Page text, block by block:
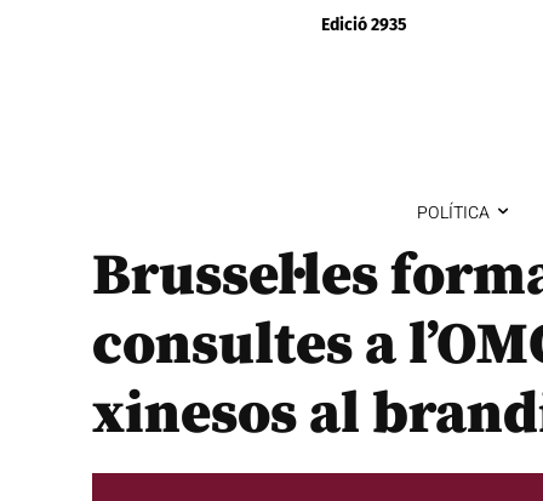
Edició 2935
POLÍTICA
Brussel·les
consultes a
xinesos al